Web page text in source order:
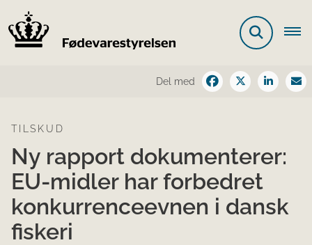
Del med
TILSKUD
Ny rapport dokumenterer:
EU-midler har forbedret
konkurrenceevnen i dansk
fiskeri